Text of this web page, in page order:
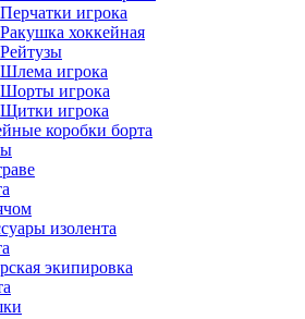
Перчатки игрока
Ракушка хоккейная
Рейтузы
Шлема игрока
Шорты игрока
Щитки игрока
коробки борта
изолента
экипировка